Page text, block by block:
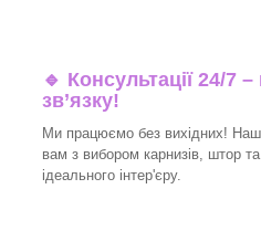
🔹 Консультації 24/7
зв’язку!
Ми працюємо без вихідних!
вам з вибором карнизів, штор
ідеального інтер'єру.​